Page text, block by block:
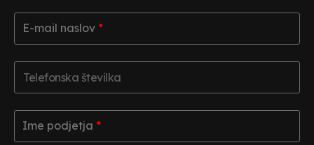
*
E-
mail
naslov
*
E-mail naslov *
Telefonska
številka
Ime
podjetja
*
Ime podjetja *